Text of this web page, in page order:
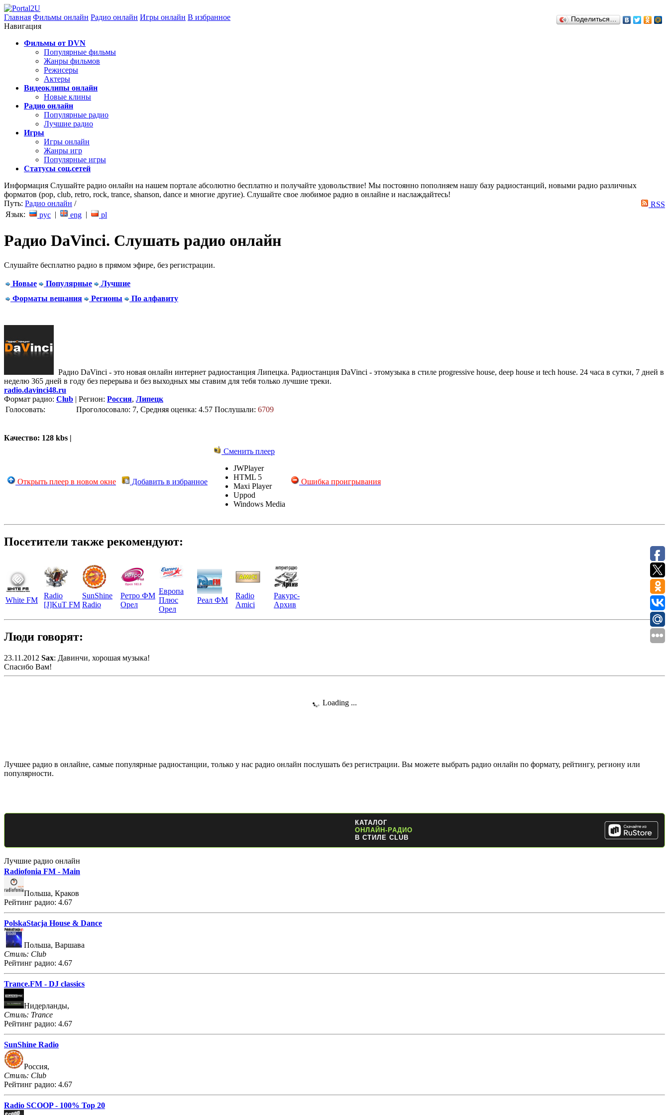
Главная Фильмы онлайн Радио онлайн Игры онлайн В избранное Поделиться…
Навигация
Фильмы от DVN
Популярные фильмы
Жанры фильмов
Режисеры
Актеры
Видеоклипы онлайн
Новые клины
Радио онлайн
Популярные радио
Лучшие радио
Игры
Игры онлайн
Жанры игр
Популярные игры
Статусы соц.сетей
Информация Слушайте радио онлайн на нашем портале абсолютно бесплатно и получайте удовольствие! Мы постоянно пополняем нашу базу радиостанций, новыми радио различных
форматов (pop, club, retro, rock, trance, shanson, dance и многие другие). Слушайте свое любимое радио в онлайне и наслаждайтесь!
Путь: Радио онлайн /
RSS
Язык:
рус | eng | pl
Радио DaVinci. Cлушать радио онлайн
Слушайте бесплатно радио в прямом эфире, без регистрации.
Новые Популярные
Лучшие
Форматы вещания
Регионы По алфавиту
Радио DaVinci - это новая онлайн интернет радиостанция Липецка. Радиостанция DaVinci - этомузыка в стиле progressive house, deep house и tech house. 24 часа в сутки, 7 дней в
неделю 365 дней в году без перерыва и без выходных мы ставим для тебя только лучшие треки.
radio.davinci48.ru
Формат радио: Club | Регион: Россия, Липецк
Голосовать:
Проголосовало: 7, Средняя оценка: 4.57 Послушали: 6709
Качество: 128 kbs |
Открыть плеер в новом окне Добавить в избранное
Сменить плеер
JWPlayer
HTML 5
Maxi Player
Uppod
Windows Media
Ошибка проигрывания
Посетители также рекомендуют:
White FM
Radio
[J]KuT FM
SunShine
Radio
Ретро ФМ
Орел
Европа
Плюс
Орел
Реал ФМ
Radio
Amici
Ракурс-
Архив
Люди говорят:
23.11.2012 Sax: Давинчи, хорошая музыка!
Спасибо Вам!
Loading ...
Лучшее радио в онлайне, самые популярные радиостанции, только у нас радио онлайн послушать без регистрации. Вы можете выбрать радио онлайн по формату, рейтингу, региону или
популярности.
КАТАЛОГ
ОНЛАЙН-РАДИО
В СТИЛЕ CLUB
Лучшие радио онлайн
Radiofonia FM - Main
Польша, Краков
Рейтинг радио: 4.67
PolskaStacja House & Dance
Польша, Варшава
Стиль: Club
Рейтинг радио: 4.67
Trance.FM - DJ classics
Нидерланды,
Стиль: Trance
Рейтинг радио: 4.67
SunShine Radio
Россия,
Стиль: Club
Рейтинг радио: 4.67
Radio SCOOP - 100% Top 20